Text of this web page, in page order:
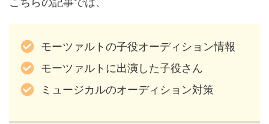
モーツァルトの子役オーディション情報
モーツァルトに出演した子役さん
ミュージカルのオーディション対策